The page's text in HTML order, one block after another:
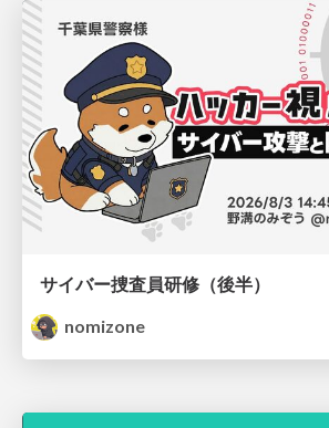
サイバー捜査員研修（後半）
nomizone